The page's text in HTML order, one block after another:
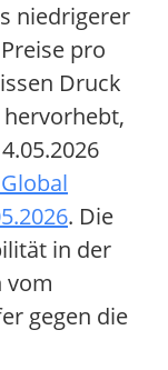
niedrigerer
pro
Druck
. Die
in der
vom
gegen die